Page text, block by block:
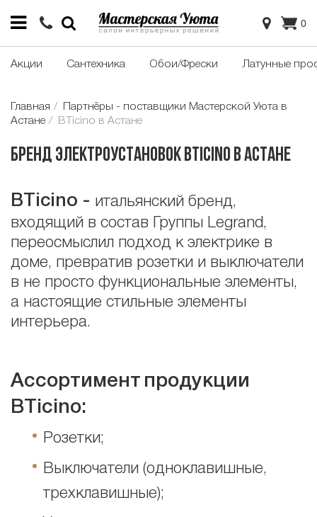
0
Акции Сантехника Обои/Фрески Латунные
Главная
Партнёры - поставщики Мастерской Уюта в
Астане
BTicino в Астане
Бренд электроустановок BTicino в Астане
BTicino - итальянский бренд,
входящий в состав Группы Legrand,
переосмыслил подход к электрике в
доме, превратив розетки и выключатели
в не просто функциональные элементы,
а настоящие стильные элементы
интерьера.
Ассортимент продукции
BTicino:
Розетки;
Выключатели (одноклавишные,
трехклавишные);